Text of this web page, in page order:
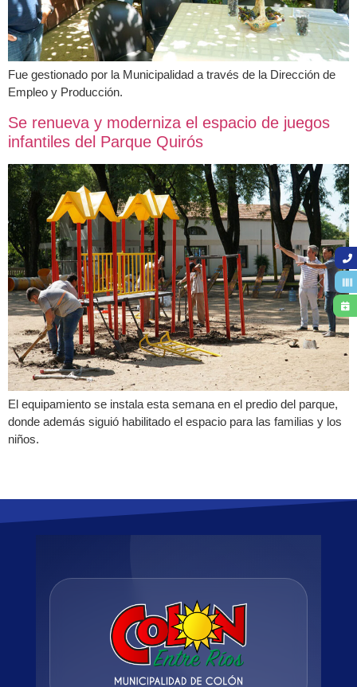
Fue gestionado por la Municipalidad a través de la Dirección de
Empleo y Producción.
Se renueva y moderniza el espacio de juegos
infantiles del Parque Quirós
El equipamiento se instala esta semana en el predio del parque,
donde además siguió habilitado el espacio para las familias y los
niños.